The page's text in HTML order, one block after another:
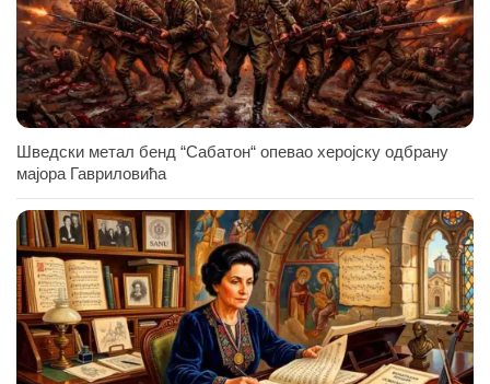
Шведски метал бенд “Сабатон“ опевао херојску одбрану
мајора Гавриловића